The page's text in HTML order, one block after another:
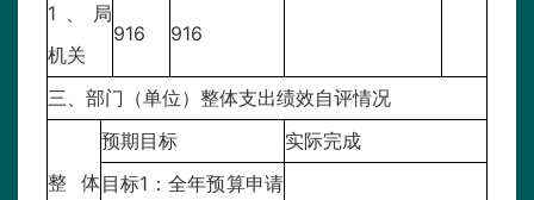
1、局
机关
916 916
三、部门（单位）整体支出绩效自评情况
整体
预期目标
实际完成
目标1：全年预算申请